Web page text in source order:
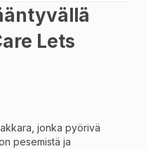
Lets
jonka pyörivä
pesemistä ja